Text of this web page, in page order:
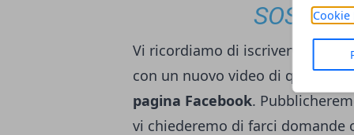
Cookie
Vi ricordiamo di iscrivervi al
con un nuovo video di questa
pagina Facebook.
vi chiederemo di farci domande